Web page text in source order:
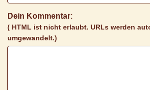
Dein Kommentar:
( HTML ist nicht erlaubt. URLs werden
umgewandelt.)